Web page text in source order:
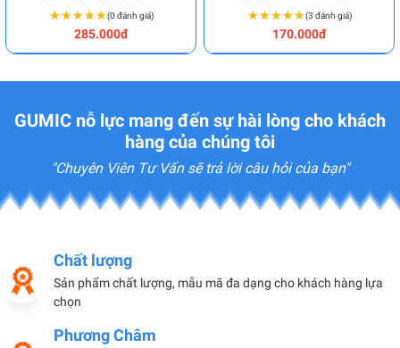
BA1934
★★★★★
★★★★★(0 đánh giá)
285.000đ
BA1979
★★★★★
★★★★★(3 đánh giá)
170.000đ
GUMIC nỗ lực mang đến sự hài lòng cho khách
hàng của chúng tôi
"Chuyên Viên Tư Vấn sẽ trả lời câu hỏi của bạn"
Chất lượng
Sản phẩm chất lượng, mẫu mã đa dạng cho khách hàng lựa
chọn
Phương Châm